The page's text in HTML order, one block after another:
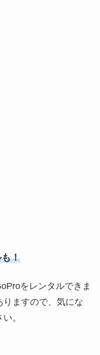
！
をレンタルできま
ますので、気にな
。